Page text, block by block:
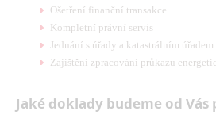
Ošetření finanční transakce
Kompletní právní servis
Jednání s úřady a katastrálním úřadem
Zajištění zpracování průkazu
Jaké doklady budeme od